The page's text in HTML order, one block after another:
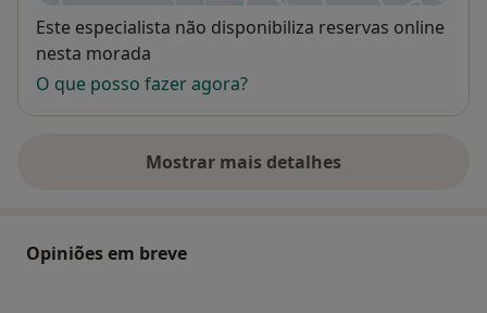
Disponibilidade
Este especialista não disponibiliza reservas online
nesta morada
O que posso fazer agora?
Mostrar mais detalhes
sobre o endereço
Opiniões em breve